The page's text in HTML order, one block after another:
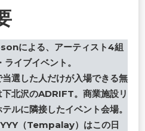
による、アーティスト4組
イブイベント。
選した人だけが入場できる無
北沢のADRIFT。商業施設リ
ルに隣接したイベント会場。
（Tempalay）はこの日